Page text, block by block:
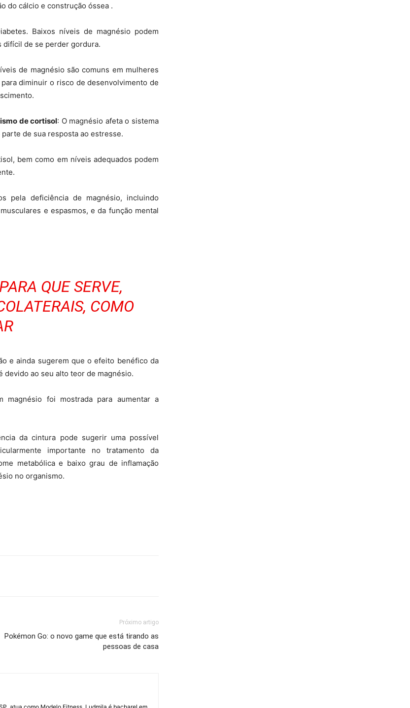
do cálcio e construção óssea .
Baixos níveis de magnésio podem
difícil de se perder gordura.
de magnésio são comuns em mulheres
diminuir o risco de desenvolvimento de
de cortisol: O magnésio afeta o sistema
parte de sua resposta ao estresse.
bem como em níveis adequados podem
pela deficiência de magnésio, incluindo
e espasmos, e da função mental
QUE SERVE,
COMO
e ainda sugerem que o efeito benéfico da
ao seu alto teor de magnésio.
magnésio foi mostrada para aumentar a
da cintura pode sugerir uma possível
importante no tratamento da
metabólica e baixo grau de inflamação
no organismo.
Próximo artigo
Pokémon Go: o novo game que está tirando as
pessoas de casa